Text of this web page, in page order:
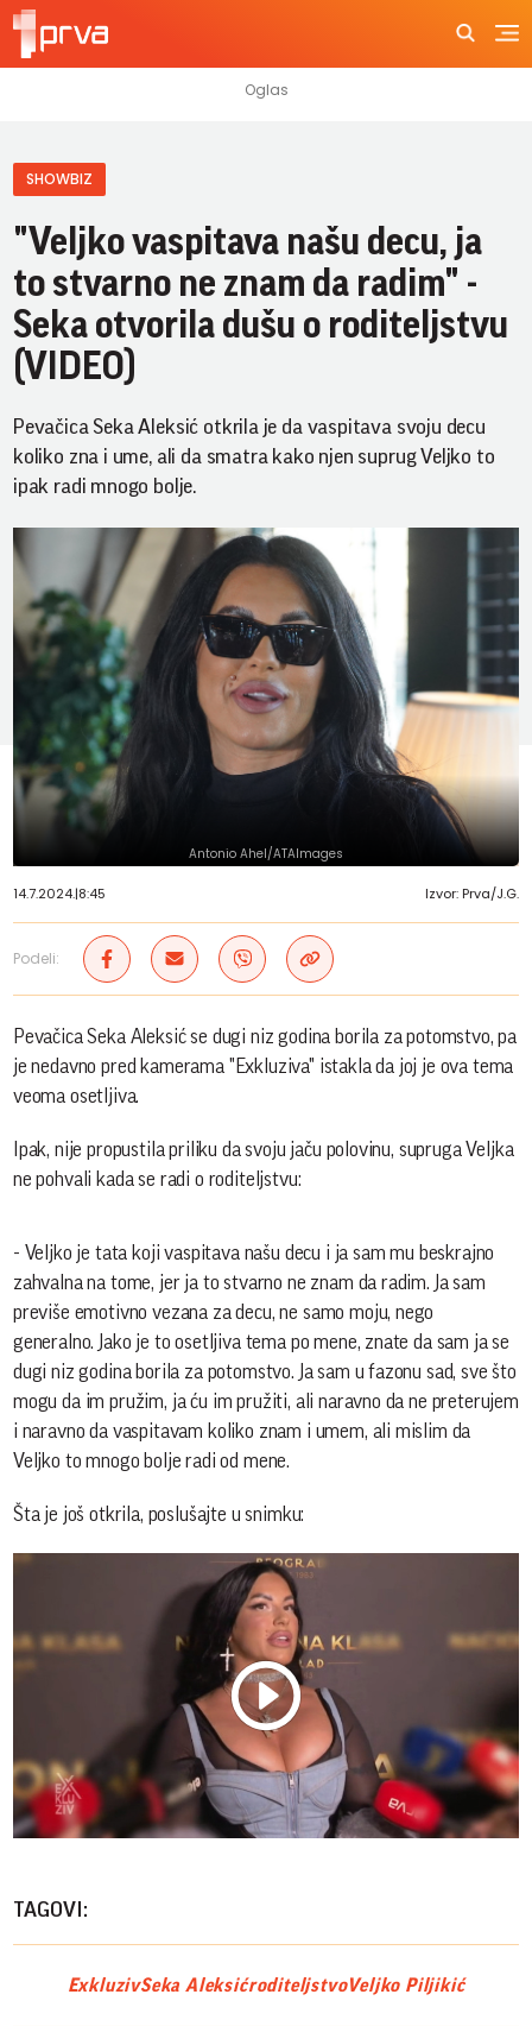
SHOWBIZ
"Veljko vaspitava našu decu, ja
to stvarno ne znam da radim" -
Seka otvorila dušu o roditeljstvu
(VIDEO)
Pevačica Seka Aleksić otkrila je da vaspitava svoju decu
koliko zna i ume, ali da smatra kako njen suprug Veljko to
ipak radi mnogo bolje.
Antonio Ahel/ATAImages
14.7.2024.|8:45 Izvor: Prva/J.G.
Podeli:
Pevačica Seka Aleksić se dugi niz godina borila za potomstvo, pa
je nedavno pred kamerama "Exkluziva" istakla da joj je ova tema
veoma osetljiva.
Ipak, nije propustila priliku da svoju jaču polovinu, supruga Veljka
ne pohvali kada se radi o roditeljstvu:
- Veljko je tata koji vaspitava našu decu i ja sam mu beskrajno
zahvalna na tome, jer ja to stvarno ne znam da radim. Ja sam
previše emotivno vezana za decu, ne samo moju, nego
generalno. Jako je to osetljiva tema po mene, znate da sam ja se
dugi niz godina borila za potomstvo. Ja sam u fazonu sad, sve što
mogu da im pružim, ja ću im pružiti, ali naravno da ne preterujem
i naravno da vaspitavam koliko znam i umem, ali mislim da
Veljko to mnogo bolje radi od mene.
Šta je još otkrila, poslušajte u snimku:
Play
TAGOVI:
ExkluzivSeka AleksićroditeljstvoVeljko Piljikić